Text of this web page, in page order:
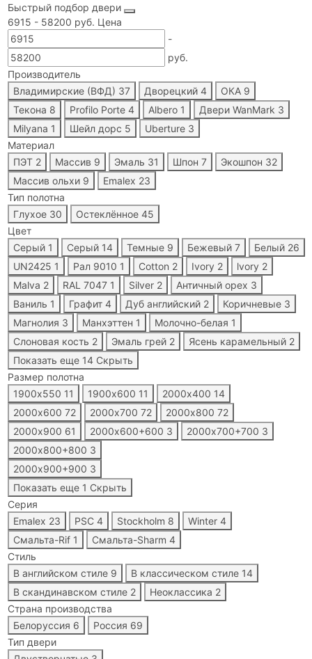
Быстрый подбор двери
6915 - 58200 руб. Цена
-
руб.
Производитель
Владимирские (ВФД) 37 Дворецкий 4 ОКА 9
Текона 8 Profilo Porte 4 Albero 1 Двери WanMark 3
Milyana 1 Шейл дорс 5 Uberture 3
Материал
ПЭТ 2 Массив 9 Эмаль 31 Шпон 7 Экошпон 32
Массив ольхи 9 Emalex 23
Тип полотна
Глухое 30 Остеклённое 45
Цвет
Серый 1 Серый 14 Темные 9 Бежевый 7 Белый 26
UN2425 1 Рал 9010 1 Cotton 2 Ivory 2 lvory 2
Malva 2 RAL 7047 1 Silver 2 Античный орех 3
Ваниль 1 Графит 4 Дуб английский 2 Коричневые 3
Магнолия 3 Манхэттен 1 Молочно-белая 1
Слоновая кость 2 Эмаль грей 2 Ясень карамельный 2
Показать еще 14 Скрыть
Размер полотна
1900х550 11 1900х600 11 2000х400 14
2000х600 72 2000х700 72 2000х800 72
2000х900 61 2000х600+600 3 2000х700+700 3
2000х800+800 3
2000х900+900 3
Показать еще 1 Скрыть
Серия
Emalex 23 PSC 4 Stockholm 8 Winter 4
Смальта-Rif 1 Смальта-Sharm 4
Стиль
В английском стиле 9 В классическом стиле 14
В скандинавском стиле 2 Неоклассика 2
Страна производства
Белоруссия 6 Россия 69
Тип двери